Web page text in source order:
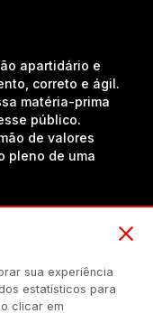
apartidário e
correto e ágil.
matéria-prima
público.
de valores
pleno de uma
sua experiência
estatísticos para
clicar em